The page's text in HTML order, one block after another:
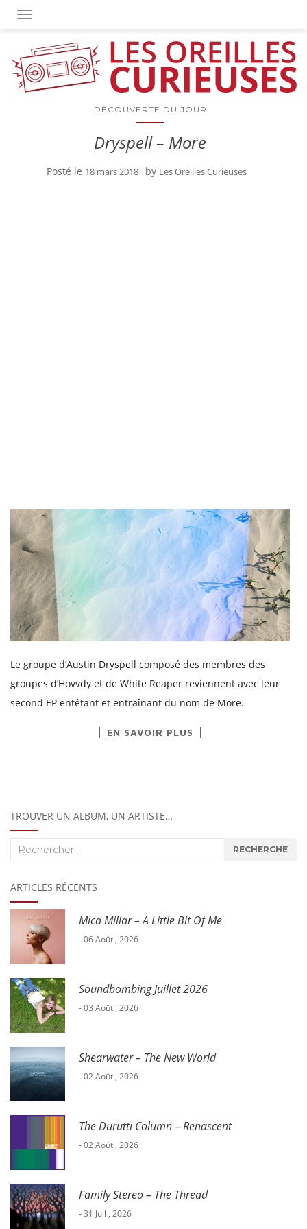
OUVRIR/FERMER LA NAVIGATION
DÉCOUVERTE DU JOUR
Dryspell – More
Posté le 18 mars 2018 by Les Oreilles Curieuses
Le groupe d’Austin Dryspell composé des membres des
groupes d’Hovvdy et de White Reaper reviennent avec leur
second EP entêtant et entraînant du nom de More.
EN SAVOIR PLUS
TROUVER UN ALBUM, UN ARTISTE…
Recherche
RECHERCHE
ARTICLES RÉCENTS
Mica Millar – A Little Bit Of Me
- 06 Août , 2026
Soundbombing Juillet 2026
- 03 Août , 2026
Shearwater – The New World
- 02 Août , 2026
The Durutti Column – Renascent
- 02 Août , 2026
Family Stereo – The Thread
- 31 Juil , 2026